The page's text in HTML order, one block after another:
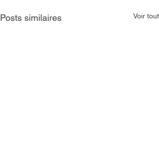
Posts similaires Voir tout